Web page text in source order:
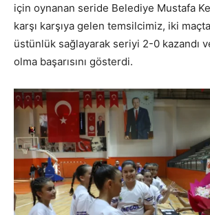
için oynanan seride Belediye Mustafa
karşı karşıya gelen temsilcimiz, iki
üstünlük sağlayarak seriyi 2-0 kazandı
olma başarısını gösterdi.